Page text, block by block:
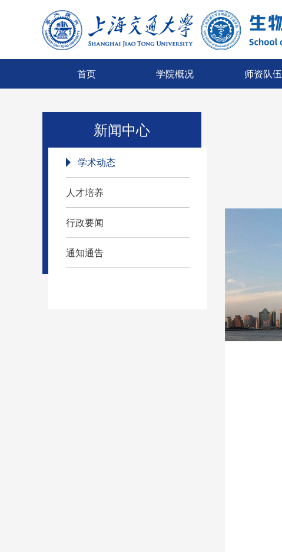
首页 学院概况 师资队伍
新闻中心
学术动态
人才培养
行政要闻
通知通告